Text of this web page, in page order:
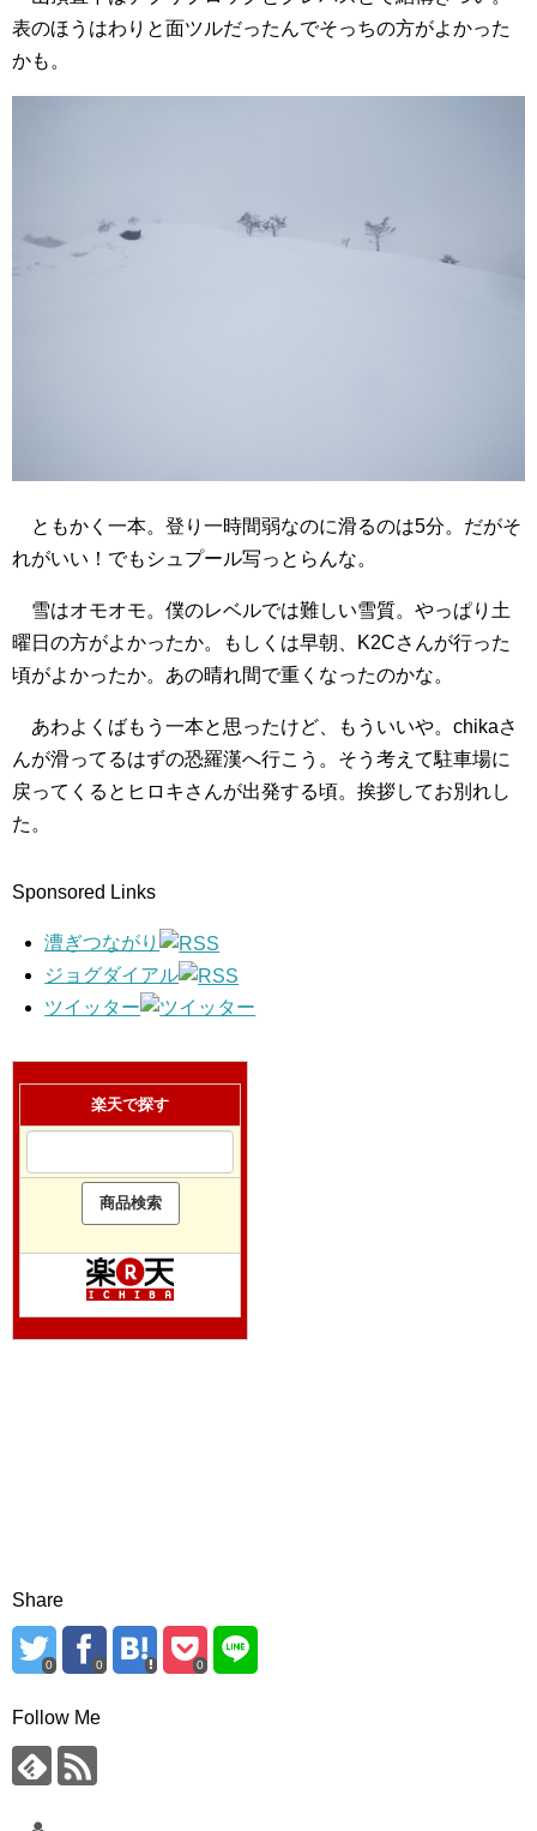
表のほうはわりと面ツルだったんでそっちの方がよかった
かも。
ともかく一本。登り一時間弱なのに滑るのは5分。だがそ
れがいい！でもシュプール写っとらんな。
雪はオモオモ。僕のレベルでは難しい雪質。やっぱり土
曜日の方がよかったか。もしくは早朝、K2Cさんが行った
頃がよかったか。あの晴れ間で重くなったのかな。
あわよくばもう一本と思ったけど、もういいや。chikaさ
んが滑ってるはずの恐羅漢へ行こう。そう考えて駐車場に
戻ってくるとヒロキさんが出発する頃。挨拶してお別れし
た。
Sponsored Links
漕ぎつながり
ジョグダイアル
ツイッター
楽天で探す
Share
0 0 0
Follow Me